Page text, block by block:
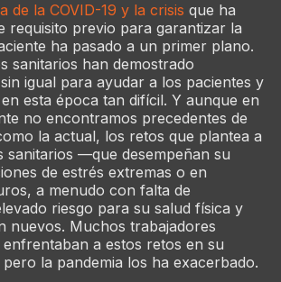
de la COVID-19 y la crisis que ha
requisito previo para garantizar la
ha pasado a un primer plano.
sanitarios han demostrado
igual para ayudar a los pacientes y
esta época tan difícil. Y aunque en
no encontramos precedentes de
la actual, los retos que plantea a
sanitarios —que desempeñan su
de estrés extremas o en
a menudo con falta de
riesgo para su salud física y
nuevos. Muchos trabajadores
a estos retos en su
la pandemia los ha exacerbado.